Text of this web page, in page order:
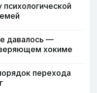
давалось —
хокиме
перехода